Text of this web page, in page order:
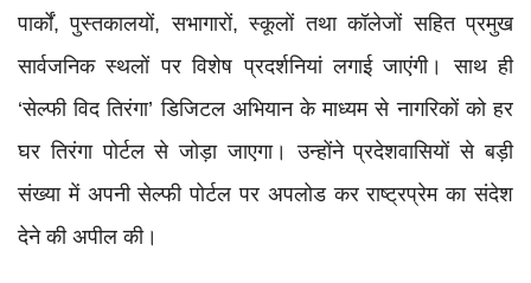
पार्कों, पुस्तकालयों, सभागारों, स्कूलों तथा कॉलेजों सहित प्रमुख
सार्वजनिक स्थलों पर विशेष प्रदर्शनियां लगाई जाएंगी। साथ ही
‘सेल्फी विद तिरंगा’ डिजिटल अभियान के माध्यम से नागरिकों को हर
घर तिरंगा पोर्टल से जोड़ा जाएगा। उन्होंने प्रदेशवासियों से बड़ी
संख्या में अपनी सेल्फी पोर्टल पर अपलोड कर राष्ट्रप्रेम का संदेश
देने की अपील की।